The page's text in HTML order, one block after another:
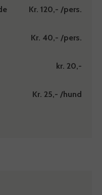
Kr. 120,- /pers.
Kr. 40,- /pers.
kr. 20,-
Kr. 25,- /hund